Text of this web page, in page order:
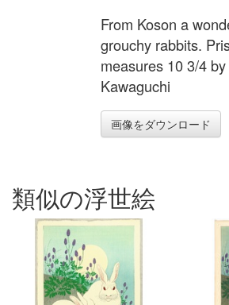
From Koson a
grouchy rabbits.
measures 10 3/4
Kawaguchi
画像をダウンロード
類似の浮世絵